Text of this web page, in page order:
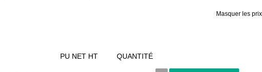
Masquer les prix
PU NET HT QUANTITÉ